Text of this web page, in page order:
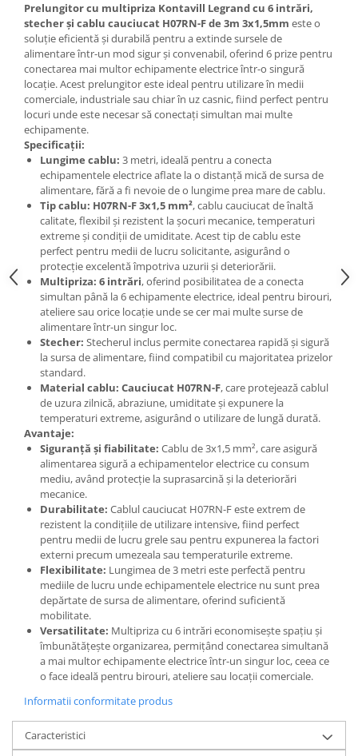
Prelungitor cu multipriza Kontavill Legrand cu 6 intrări,
stecher și cablu cauciucat H07RN-F de 3m 3x1,5mm este o
soluție eficientă și durabilă pentru a extinde sursele de
alimentare într-un mod sigur și convenabil, oferind 6 prize pentru
conectarea mai multor echipamente electrice într-o singură
locație. Acest prelungitor este ideal pentru utilizare în medii
comerciale, industriale sau chiar în uz casnic, fiind perfect pentru
locuri unde este necesar să conectați simultan mai multe
echipamente.
Specificații:
Lungime cablu: 3 metri, ideală pentru a conecta
echipamentele electrice aflate la o distanță mică de sursa de
alimentare, fără a fi nevoie de o lungime prea mare de cablu.
Tip cablu: H07RN-F 3x1,5 mm², cablu cauciucat de înaltă
calitate, flexibil și rezistent la șocuri mecanice, temperaturi
extreme și condiții de umiditate. Acest tip de cablu este
perfect pentru medii de lucru solicitante, asigurând o
protecție excelentă împotriva uzurii și deteriorării.
Multipriza: 6 intrări, oferind posibilitatea de a conecta
simultan până la 6 echipamente electrice, ideal pentru birouri,
ateliere sau orice locație unde se cer mai multe surse de
alimentare într-un singur loc.
Stecher: Stecherul inclus permite conectarea rapidă și sigură
la sursa de alimentare, fiind compatibil cu majoritatea prizelor
standard.
Material cablu: Cauciucat H07RN-F, care protejează cablul
de uzura zilnică, abraziune, umiditate și expunere la
temperaturi extreme, asigurând o utilizare de lungă durată.
Avantaje:
Siguranță și fiabilitate: Cablu de 3x1,5 mm², care asigură
alimentarea sigură a echipamentelor electrice cu consum
mediu, având protecție la suprasarcină și la deteriorări
mecanice.
Durabilitate: Cablul cauciucat H07RN-F este extrem de
rezistent la condițiile de utilizare intensive, fiind perfect
pentru medii de lucru grele sau pentru expunerea la factori
externi precum umezeala sau temperaturile extreme.
Flexibilitate: Lungimea de 3 metri este perfectă pentru
mediile de lucru unde echipamentele electrice nu sunt prea
depărtate de sursa de alimentare, oferind suficientă
mobilitate.
Versatilitate: Multipriza cu 6 intrări economisește spațiu și
îmbunătățește organizarea, permițând conectarea simultană
a mai multor echipamente electrice într-un singur loc, ceea ce
o face ideală pentru birouri, ateliere sau locații comerciale.
Informatii conformitate produs
Caracteristici